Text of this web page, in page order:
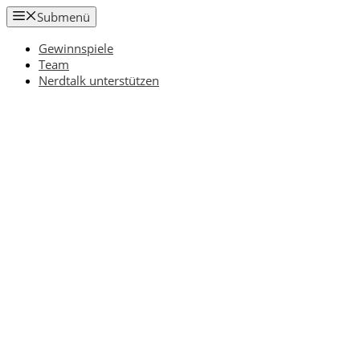
Zum
Inhalt
springen
Submenü
Gewinnspiele
Team
Nerdtalk unterstützen